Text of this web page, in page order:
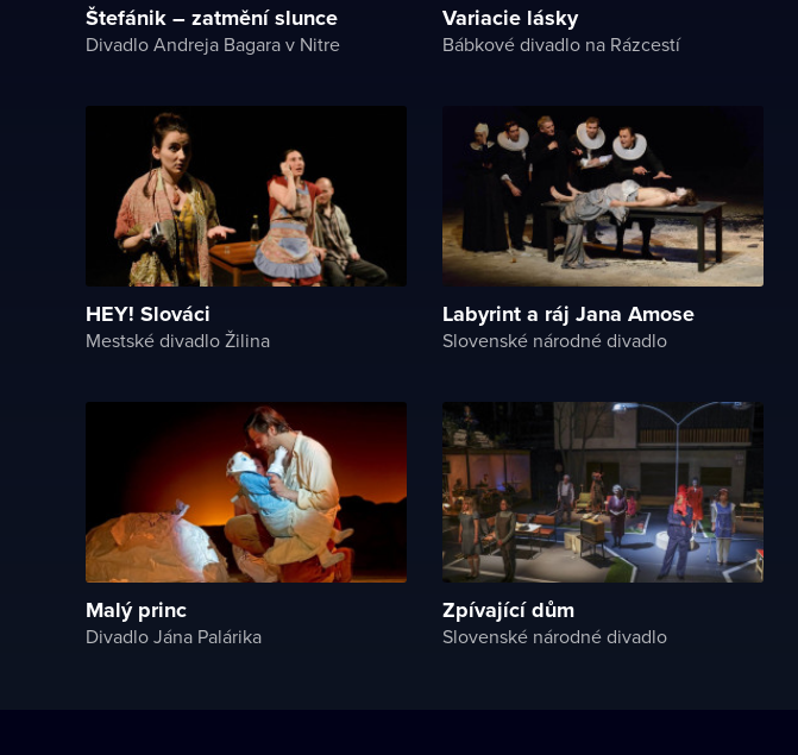
Štefánik – zatmění slunce
Divadlo Andreja Bagara v Nitre
Variacie lásky
Bábkové divadlo na Rázcestí
HEY! Slováci
Mestské divadlo Žilina
Labyrint a ráj Jana Amose
Slovenské národné divadlo
Malý princ
Divadlo Jána Palárika
Zpívající dům
Slovenské národné divadlo